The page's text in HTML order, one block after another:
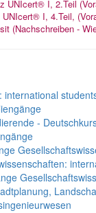
international
-